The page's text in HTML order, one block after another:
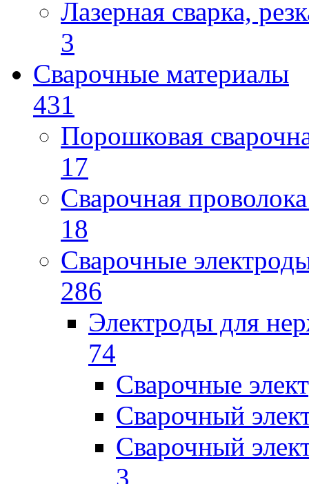
Лазерная сварка,
3
Сварочные материалы
431
Порошковая
17
Сварочная
18
Сварочные
286
Электроды для
74
Сварочные
Сварочный
Сварочный
3